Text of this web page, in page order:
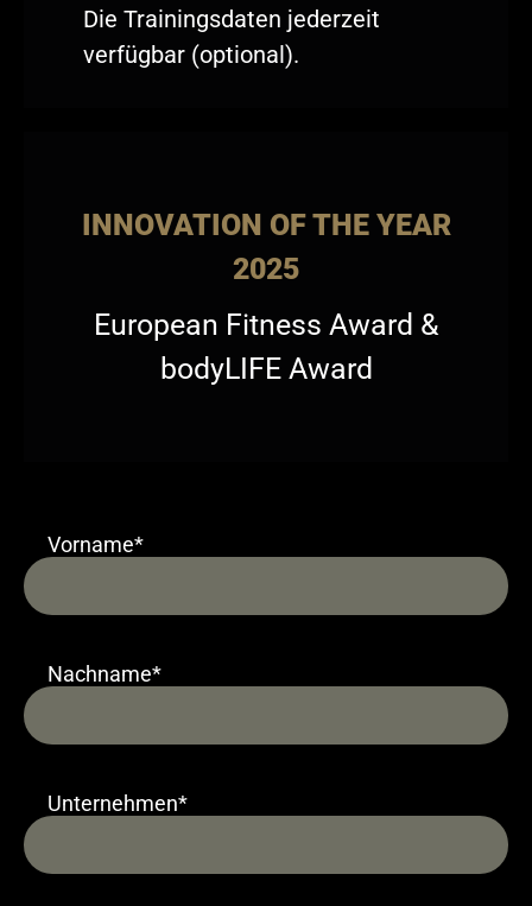
Die Trainingsdaten jederzeit
verfügbar (optional).
INNOVATION OF THE YEAR
2025
European Fitness Award &
bodyLIFE Award
Vorname*
Nachname*
Unternehmen*